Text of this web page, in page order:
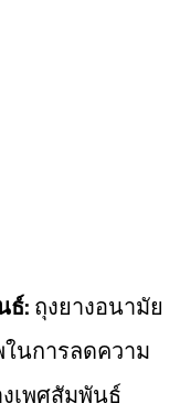
ธ์:ถุงยางอนามัย
นการลดความ
เพศสัมพันธ์